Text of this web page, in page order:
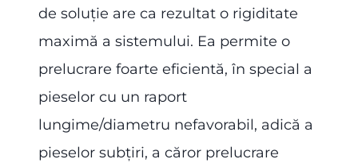
de soluție are ca rezultat o rigiditate
maximă a sistemului. Ea permite o
prelucrare foarte eficientă, în special a
pieselor cu un raport
lungime/diametru nefavorabil, adică a
pieselor subțiri, a căror prelucrare